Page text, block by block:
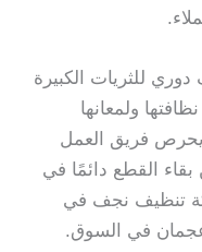
للثريات الكبيرة
ولمعانها
يحرص فريق العمل
القطع دائمًا في
تنظيف نجف في
في السوق.